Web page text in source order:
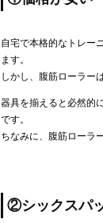
自宅で本格的なトレー
ます。
しかし、腹筋ローラー
器具を揃えると必然的
です。
ちなみに、腹筋ローラ
②シックスパ